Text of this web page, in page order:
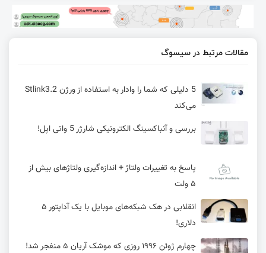
مقالات مرتبط در سیسوگ
5 دلیلی که شما را وادار به استفاده از ورژن Stlink3.2
می‌کند
بررسی و آنباکسینگ الکترونیکی شارژر 5 واتی اپل!
پاسخ به تغییرات ولتاژ + اندازه‌گیری ولتاژهای بیش از
۵ ولت
انقلابی در هک شبکه‌های موبایل با یک آداپتور ۵
دلاری!
چهارم ژوئن ۱۹۹۶ روزی که موشک آریان ۵ منفجر شد!